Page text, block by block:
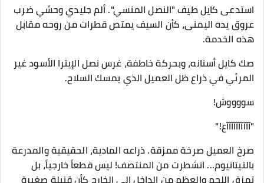
​استدعى كايل طيف "النصل المنسي". ألم جليدي وحشي ضرب
عروق يده اليمنى، كأن السيف يمتص قطرات من روحه مقابل
هذه الخدمة.
صك كايل أسنانه، وبحركة خاطفة، غرس نصل الإيترا الأسود غير
المرئي في ذراع ظل العميل الذي يمسك السلاح.
​سووووش!
​"آآآآآآآآآآع!"
صرخ العميل صرخة ممزقة. ذراعه المادية، الحقيقية والمدرعة
بالتيتانيوم... انشطرت من المنتصف! ليس قطعاً خارجياً، بل